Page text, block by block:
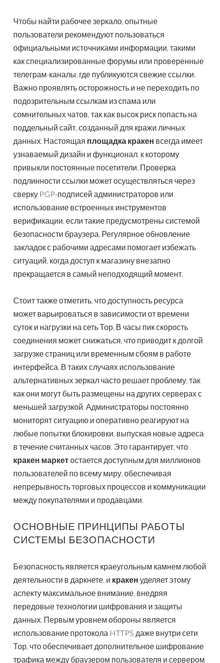
Чтобы найти рабочее зеркало, опытные
пользователи рекомендуют пользоваться
официальными источниками информации, такими
как специализированные форумы или проверенные
телеграм-каналы, где публикуются свежие ссылки.
Важно проявлять осторожность и не переходить по
подозрительным ссылкам из спама или
сомнительных чатов, так как высок риск попасть на
поддельный сайт, созданный для кражи личных
данных. Настоящая площадка кракен всегда имеет
узнаваемый дизайн и функционал, к которому
привыкли постоянные посетители. Проверка
подлинности ссылки может осуществляться через
сверку PGP-подписей администраторов или
использование встроенных инструментов
верификации, если такие предусмотрены системой
безопасности браузера. Регулярное обновление
закладок с рабочими адресами помогает избежать
ситуаций, когда доступ к магазину внезапно
прекращается в самый неподходящий момент.
Стоит также отметить, что доступность ресурса
может варьироваться в зависимости от времени
суток и нагрузки на сеть Тор. В часы пик скорость
соединения может снижаться, что приводит к долгой
загрузке страниц или временным сбоям в работе
интерфейса. В таких случаях использование
альтернативных зеркал часто решает проблему, так
как они могут быть размещены на других серверах с
меньшей загрузкой. Администраторы постоянно
мониторят ситуацию и оперативно реагируют на
любые попытки блокировки, выпуская новые адреса
в течение считанных часов. Это гарантирует, что
кракен маркетостается доступным для миллионов
пользователей по всему миру, обеспечивая
непрерывность торговых процессов и коммуникации
между покупателями и продавцами.
ОСНОВНЫЕ ПРИНЦИПЫ РАБОТЫ
СИСТЕМЫ БЕЗОПАСНОСТИ
Безопасность является краеугольным камнем любой
деятельности в даркнете, и кракен уделяет этому
аспекту максимальное внимание, внедряя
передовые технологии шифрования и защиты
данных. Первым уровнем обороны является
использование протокола HTTPS даже внутри сети
Тор, что обеспечивает дополнительное шифрование
трафика между браузером пользователя и сервером